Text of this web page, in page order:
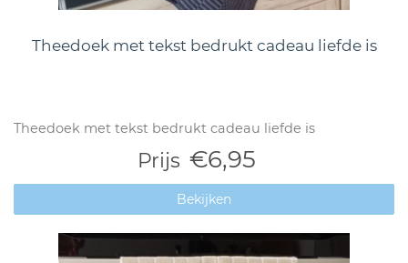
Theedoek met tekst bedrukt cadeau liefde is
Theedoek met tekst bedrukt cadeau liefde is
Prijs €6,95
Bekijken